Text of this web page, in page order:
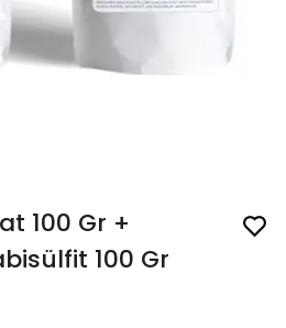
100 Gr +
100 Gr